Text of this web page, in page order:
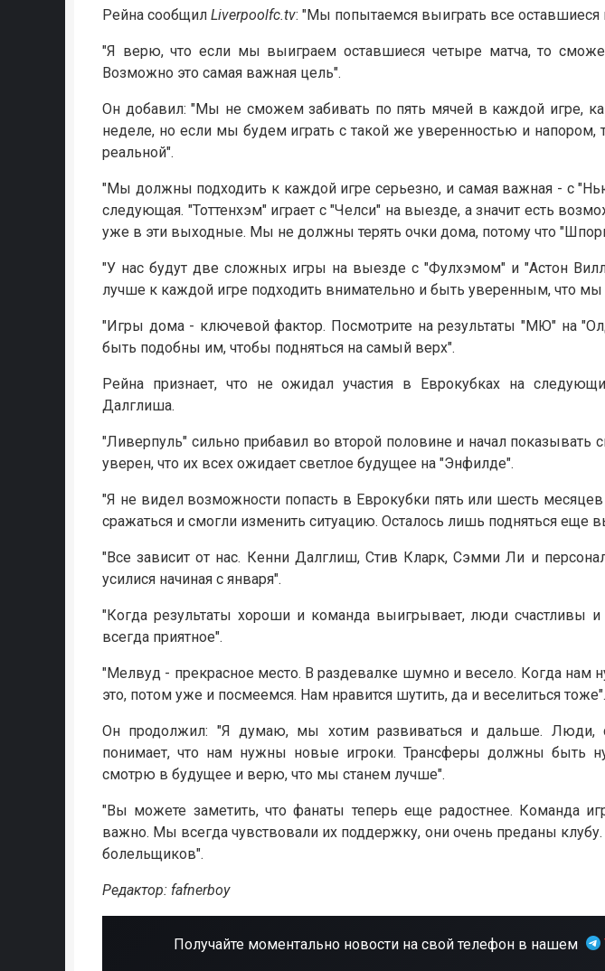
Рейна сообщил Liverpoolfc.tv: "Мы попытаемся выиграть все оставшиеся
"Я верю, что если мы выиграем оставшиеся четыре матча, то
Возможно это самая важная цель".
Он добавил: "Мы не сможем забивать по пять мячей в каждой игре,
неделе, но если мы будем играть с такой же уверенностью и напором,
реальной".
"Мы должны подходить к каждой игре серьезно, и самая важная - с
следующая. "Тоттенхэм" играет с "Челси" на выезде, а значит есть
уже в эти выходные. Мы не должны терять очки дома, потому что
"У нас будут две сложных игры на выезде с "Фулхэмом" и "Астон
лучше к каждой игре подходить внимательно и быть уверенным, что мы
"Игры дома - ключевой фактор. Посмотрите на результаты "МЮ" на
быть подобны им, чтобы подняться на самый верх".
Рейна признает, что не ожидал участия в Еврокубках на
Далглиша.
"Ливерпуль" сильно прибавил во второй половине и начал показывать
уверен, что их всех ожидает светлое будущее на "Энфилде".
"Я не видел возможности попасть в Еврокубки пять или шесть
сражаться и смогли изменить ситуацию. Осталось лишь подняться еще
"Все зависит от нас. Кенни Далглиш, Стив Кларк, Сэмми Ли и
усилися начиная с января".
"Когда результаты хороши и команда выигрывает, люди счастливы и
всегда приятное".
"Мелвуд - прекрасное место. В раздевалке шумно и весело. Когда нам
это, потом уже и посмеемся. Нам нравится шутить, да и веселиться тоже".
Он продолжил: "Я думаю, мы хотим развиваться и дальше. Люди,
понимает, что нам нужны новые игроки. Трансферы должны быть
смотрю в будущее и верю, что мы станем лучше".
"Вы можете заметить, что фанаты теперь еще радостнее. Команда
важно. Мы всегда чувствовали их поддержку, они очень преданы клубу.
болельщиков".
Редактор: fafnerboy
Получайте моментально новости на свой телефон в нашем